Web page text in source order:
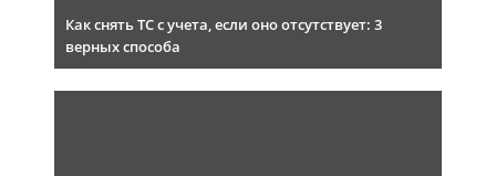
Как снять ТС с учета, если оно отсутствует: 3
верных способа